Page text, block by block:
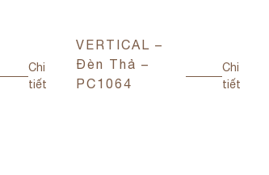
Chi
tiết
VERTICAL –
Đèn Thả –
PC1064
Chi
tiết